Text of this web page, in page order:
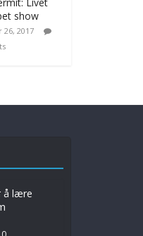
show
2017
å lære